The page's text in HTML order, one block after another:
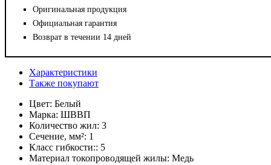
Оригинальная продукция
Официальная гарантия
Возврат в течении 14 дней
Характеристики
Также покупают
Цвет: Белый
Марка: ШВВП
Количество жил: 3
Сечение, мм²: 1
Класс гибкости:: 5
Материал токопроводящей жилы: Медь